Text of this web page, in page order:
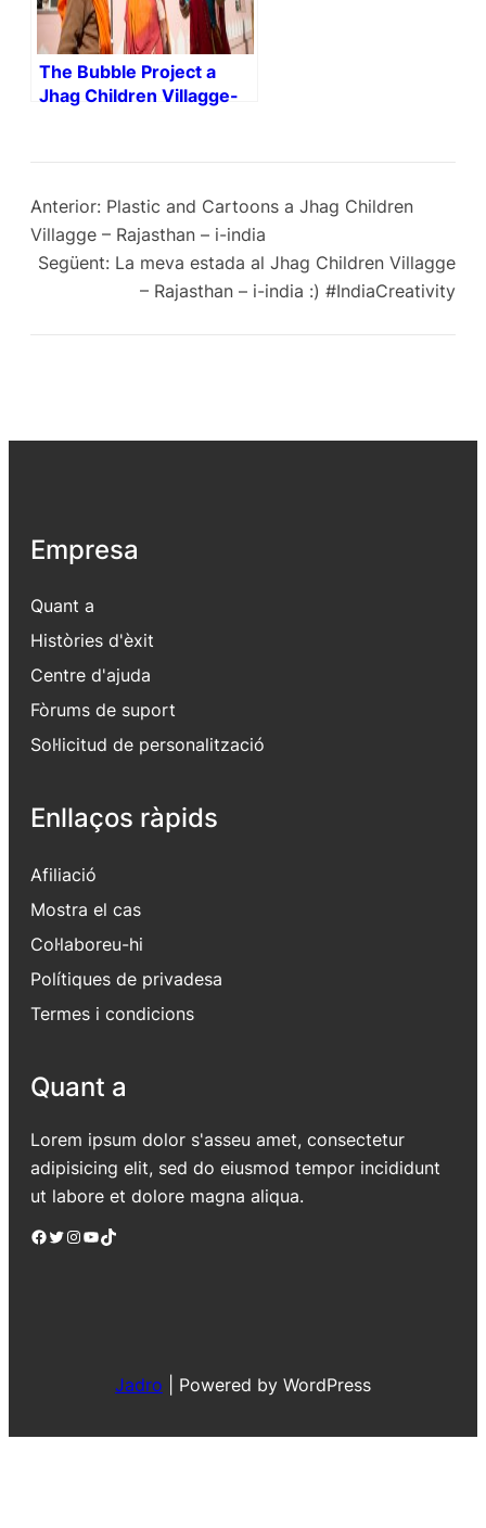
The Bubble Project a
Jhag Children Villagge-
Anterior: Plastic and Cartoons a Jhag Children
Villagge – Rajasthan – i-india
Següent: La meva estada al Jhag Children Villagge
– Rajasthan – i-india :) #IndiaCreativity
Empresa
Quant a
Històries d'èxit
Centre d'ajuda
Fòrums de suport
Sol·licitud de personalització
Enllaços ràpids
Afiliació
Mostra el cas
Col·laboreu-hi
Polítiques de privadesa
Termes i condicions
Quant a
Lorem ipsum dolor s'asseu amet, consectetur
adipisicing elit, sed do eiusmod tempor incididunt
ut labore et dolore magna aliqua.
Facebook Twitter Instagram YouTube TikTok
Jadro Powered by WordPress